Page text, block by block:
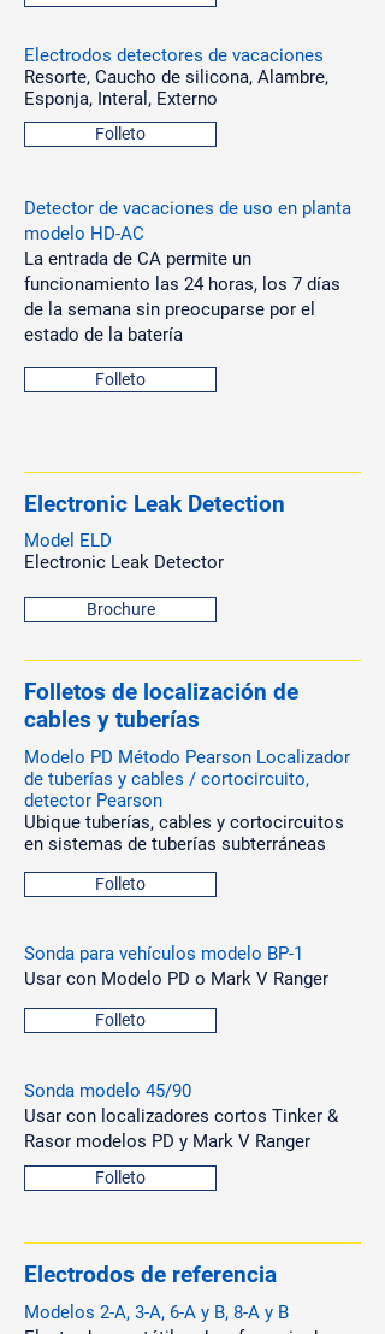
Electrodos detectores de vacaciones
Resorte, Caucho de silicona, Alambre,
Esponja, Interal, Externo
Folleto
Detector de vacaciones de uso en planta
modelo HD-AC
La entrada de CA permite un
funcionamiento las 24 horas, los 7 días
de la semana sin preocuparse por el
estado de la batería
Folleto
Electronic Leak Detection
Model ELD
Electronic Leak Detector
Brochure
Folletos de localización de
cables y tuberías
Modelo PD Método Pearson Localizador
de tuberías y cables / cortocircuito,
detector Pearson
Ubique tuberías, cables y cortocircuitos
en sistemas de tuberías subterráneas
Folleto
Sonda para vehículos modelo BP-1
Usar con Modelo PD o Mark V Ranger
Folleto
Sonda modelo 45/90
Usar con localizadores cortos Tinker &
Rasor modelos PD y Mark V Ranger
Folleto
Electrodos de referencia
Modelos 2-A, 3-A, 6-A y B, 8-A y B